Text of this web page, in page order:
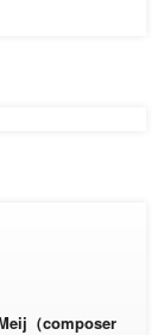
（composer